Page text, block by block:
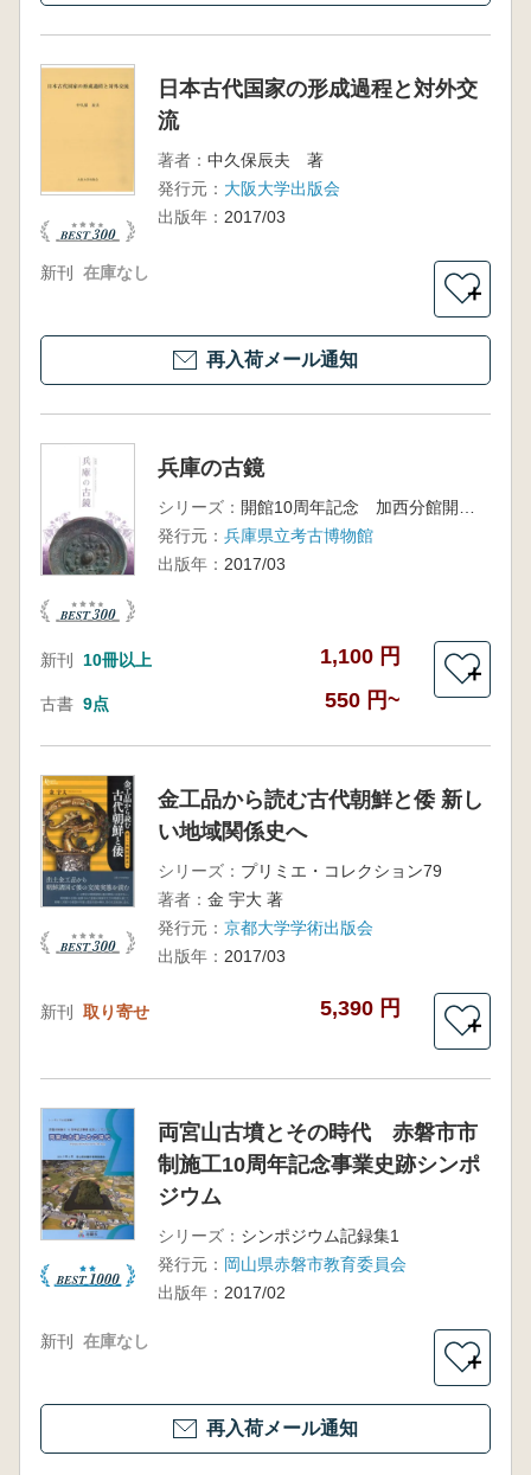
日本古代国家の形成過程と対外交
流
著者： 中久保辰夫 著
発行元： 大阪大学出版会
出版年： 2017/03
新刊 在庫なし
＋
再入荷メール通知
兵庫の古鏡
シリーズ：
開館10周年記念 加西分館開館記念 特別展
発行元： 兵庫県立考古博物館
出版年： 2017/03
新刊 10冊以上 1,100 円
古書 9点 550 円~
＋
金工品から読む古代朝鮮と倭 新し
い地域関係史へ
シリーズ： プリミエ・コレクション79
著者： 金 宇大 著
発行元： 京都大学学術出版会
出版年： 2017/03
新刊 取り寄せ 5,390 円
＋
両宮山古墳とその時代 赤磐市市
制施工10周年記念事業史跡シンポ
ジウム
シリーズ： シンポジウム記録集1
発行元： 岡山県赤磐市教育委員会
出版年： 2017/02
新刊 在庫なし
＋
再入荷メール通知